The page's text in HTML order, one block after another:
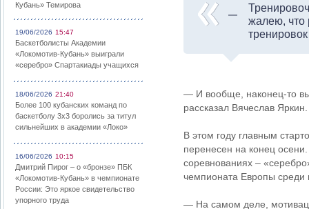
Кубань» Темирова
19/06/2026 15:47
Баскетболисты Академии
«Локомотив-Кубань» выиграли
«серебро» Спартакиады учащихся
18/06/2026 21:40
Более 100 кубанских команд по
баскетболу 3х3 боролись за титул
сильнейших в академии «Локо»
16/06/2026 10:15
Дмитрий Пирог – о «бронзе» ПБК
«Локомотив-Кубань» в чемпионате
России: Это яркое свидетельство
упорного труда
жалею, что
— И вообще, наконец-то
рассказал Вячеслав Яркин.
В этом году главным
перенесен на конец
соревнованиях –
чемпионата Европы
— На самом деле,